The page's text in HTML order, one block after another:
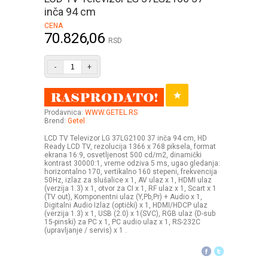
inča 94 cm
CENA
70.826,06 RSD
- +
Prodavnica: WWW.GETEL.RS
Brend: Getel
LCD TV Televizor LG 37LG2100 37 inča 94 cm, HD
Ready LCD TV, rezolucija 1366 x 768 piksela, format
ekrana 16:9, osvetljenost 500 cd/m2, dinamički
kontrast 30000:1, vreme odziva 5 ms, ugao gledanja:
horizontalno 170, vertikalno 160 stepeni, frekvencija
50Hz, izlaz za slušalice x 1, AV ulaz x 1, HDMI ulaz
(verzija 1.3) x 1, otvor za CI x 1, RF ulaz x 1, Scart x 1
(TV out), Komponentni ulaz (Y,Pb,Pr) + Audio x 1,
Digitalni Audio Izlaz (optički) x 1, HDMI/HDCP ulaz
(verzija 1.3) x 1, USB (2.0) x 1(SVC), RGB ulaz (D-sub
15-pinski) za PC x 1, PC audio ulaz x 1, RS-232C
(upravljanje / servis) x 1 .